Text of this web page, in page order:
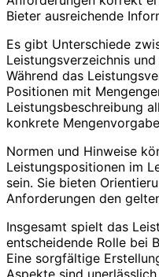
Bieter ausreichende
Es gibt Unterschiede
Leistungsverzeichnis
Während das
Positionen mit
Leistungsbeschreibung
konkrete
Normen und Hinweise
Leistungspositionen im
sein. Sie bieten
Anforderungen den
Insgesamt spielt das
entscheidende Rolle bei
Eine sorgfältige
Aspekte sind